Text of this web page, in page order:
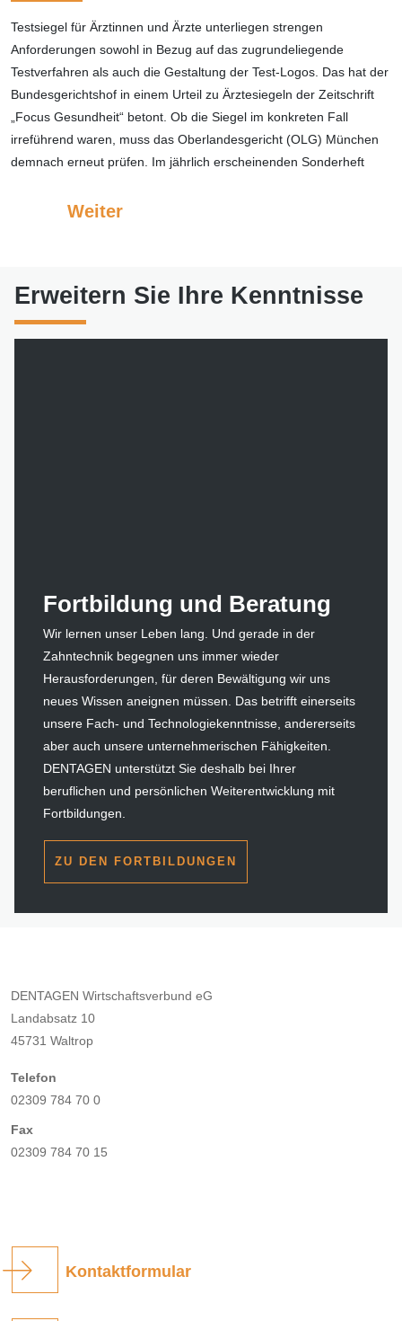
Testsiegel für Ärztinnen und Ärzte unterliegen strengen
Anforderungen sowohl in Bezug auf das zugrundeliegende
Testverfahren als auch die Gestaltung der Test-Logos. Das hat der
Bundesgerichtshof in einem Urteil zu Ärztesiegeln der Zeitschrift
„Focus Gesundheit“ betont. Ob die Siegel im konkreten Fall
irreführend waren, muss das Oberlandesgericht (OLG) München
demnach erneut prüfen. Im jährlich erscheinenden Sonderheft
Weiter
Erweitern Sie Ihre Kenntnisse
Fortbildung und Beratung
Wir lernen unser Leben lang. Und gerade in der
Zahntechnik begegnen uns immer wieder
Herausforderungen, für deren Bewältigung wir uns
neues Wissen aneignen müssen. Das betrifft einerseits
unsere Fach- und Technologiekenntnisse, andererseits
aber auch unsere unternehmerischen Fähigkeiten.
DENTAGEN unterstützt Sie deshalb bei Ihrer
beruflichen und persönlichen Weiterentwicklung mit
Fortbildungen.
ZU DEN FORTBILDUNGEN
DENTAGEN Wirtschaftsverbund eG
Landabsatz 10
45731 Waltrop
Telefon
02309 784 70 0
Fax
02309 784 70 15
Kontaktformular